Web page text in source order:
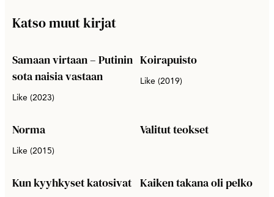
Katso muut kirjat
Samaan virtaan – Putinin
sota naisia vastaan
Like (2023)
Koirapuisto
Like (2019)
Norma
Like (2015)
Valitut teokset
Kun kyyhkyset katosivat Kaiken takana oli pelko